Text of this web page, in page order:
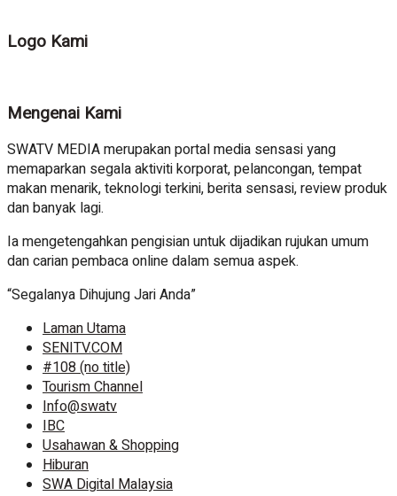
Logo Kami
Mengenai Kami
SWATV MEDIA merupakan portal media sensasi yang
memaparkan segala aktiviti korporat, pelancongan, tempat
makan menarik, teknologi terkini, berita sensasi, review produk
dan banyak lagi.
Ia mengetengahkan pengisian untuk dijadikan rujukan umum
dan carian pembaca online dalam semua aspek.
“Segalanya Dihujung Jari Anda”
Laman Utama
SENITV.COM
#108 (no title)
Tourism Channel
Info@swatv
IBC
Usahawan & Shopping
Hiburan
SWA Digital Malaysia